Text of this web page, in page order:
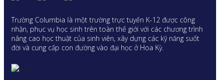
Trường Columbia là một trường trực tuyến K-12 được công
nhận, phục vụ học sinh trên toàn thế giới với các chương trình
nâng cao học thuật của sinh viên, xây dựng các kỹ năng suốt
đời và cung cấp con đường vào đại học ở Hoa Kỳ.